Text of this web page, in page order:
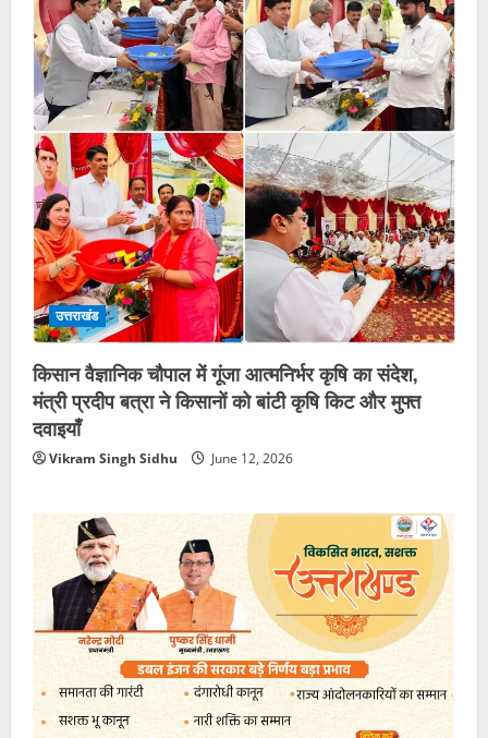
उत्तराखंड
किसान वैज्ञानिक चौपाल में गूंजा आत्मनिर्भर कृषि का संदेश,
मंत्री प्रदीप बत्रा ने किसानों को बांटी कृषि किट और मुफ्त
दवाइयाँ
Vikram Singh Sidhu June 12, 2026